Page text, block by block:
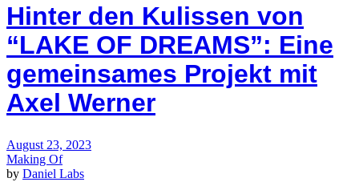
Hinter den Kulissen von
“LAKE OF DREAMS”: Eine
gemeinsames Projekt mit
Axel Werner
August 23, 2023
Making Of
by Daniel Labs